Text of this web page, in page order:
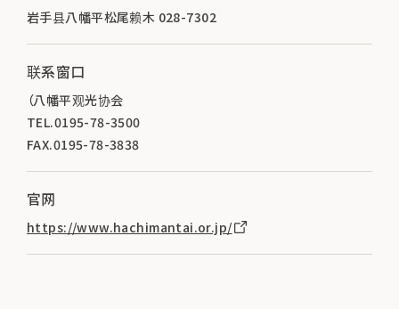
岩手县八幡平松尾赖木 028-7302
联系窗口
（八幡平观光协会
TEL.0195-78-3500
FAX.0195-78-3838
官网
https://www.hachimantai.or.jp/